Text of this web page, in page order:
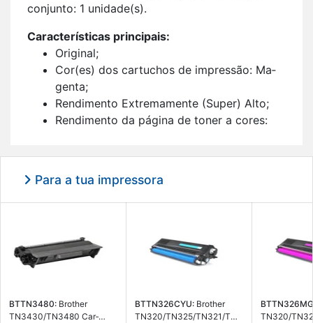
con­junto: 1 uni­dade(s).
Ca­rac­te­rís­ticas prin­ci­pais:
Ori­ginal;
Cor(es) dos car­tu­chos de im­pressão: Ma­
genta;
Ren­di­mento Ex­tre­ma­mente (Super) Alto;
Ren­di­mento da pá­gina de toner a cores:
Im­pressão a laser;
Para a tua impressora
BTTN3480: Brother
TN3430/TN3480 Car­
BTTN326CYU: Brother
TN320/TN325/TN321/TN3
TN320/